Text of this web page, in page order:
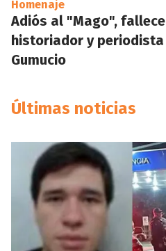
Homenaje
Adiós al "Mago",
historiador y
Gumucio
Últimas noticias